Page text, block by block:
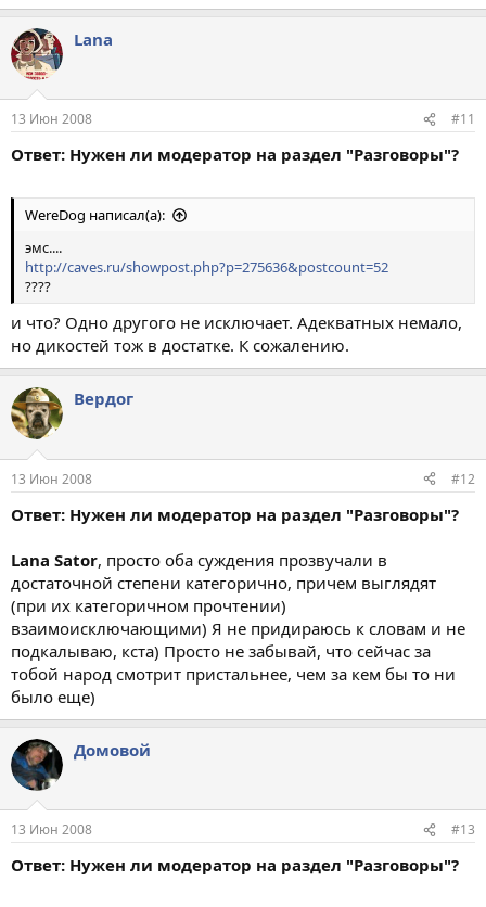
Lana
13 Июн 2008 #11
Ответ: Нужен ли модератор на раздел "Разговоры"?
WereDog написал(а):
эмс....
http://caves.ru/showpost.php?p=275636&postcount=52
????
и что? Одно другого не исключает. Адекватных немало,
но дикостей тож в достатке. К сожалению.
Вердог
13 Июн 2008 #12
Ответ: Нужен ли модератор на раздел "Разговоры"?
Lana Sator, просто оба суждения прозвучали в
достаточной степени категорично, причем выглядят
(при их категоричном прочтении)
взаимоисключающими) Я не придираюсь к словам и не
подкалываю, кста) Просто не забывай, что сейчас за
тобой народ смотрит пристальнее, чем за кем бы то ни
было еще)
Домовой
13 Июн 2008 #13
Ответ: Нужен ли модератор на раздел "Разговоры"?